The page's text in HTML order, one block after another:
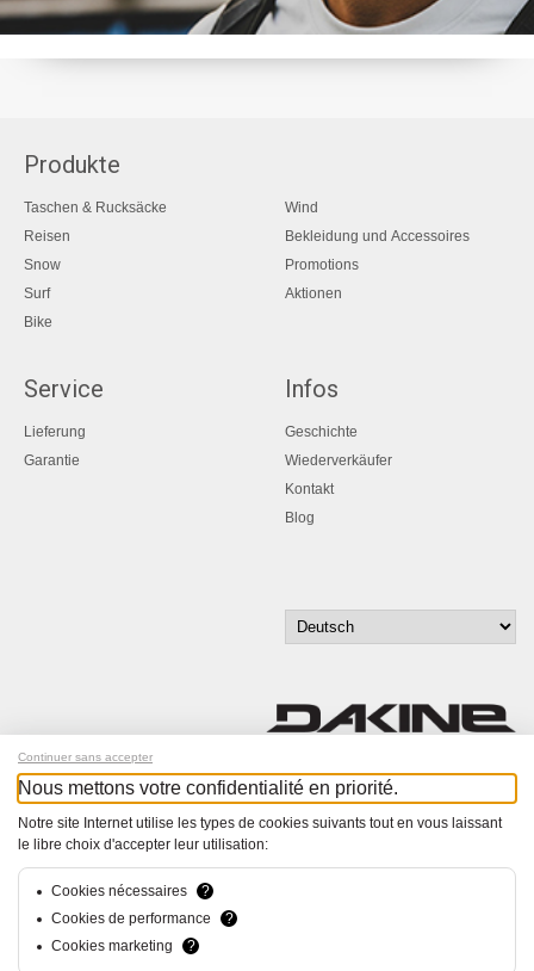
Produkte
Taschen & Rucksäcke
Reisen
Snow
Surf
Bike
Wind
Bekleidung und Accessoires
Promotions
Aktionen
Service
Lieferung
Garantie
Infos
Geschichte
Wiederverkäufer
Kontakt
Blog
Melde dich für unseren Newsletter an!
Alle Rechte vorbehalten
Continuer sans accepter
Nous mettons votre confidentialité en priorité.
Notre site Internet utilise les types de cookies suivants tout en vous laissant
le libre choix d'accepter leur utilisation:
Cookies nécessaires
?
Cookies de performance
?
Cookies marketing
?